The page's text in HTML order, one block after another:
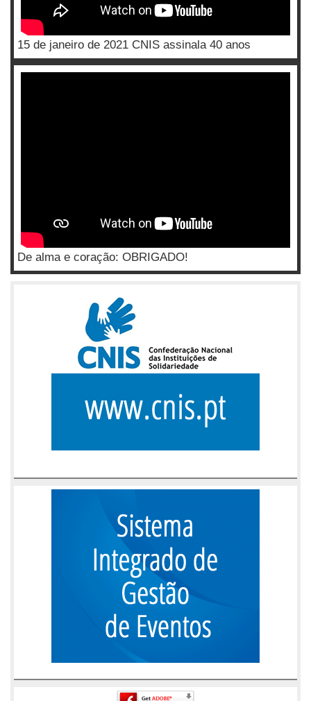
15 de janeiro de 2021 CNIS assinala 40 anos
De alma e coração: OBRIGADO!